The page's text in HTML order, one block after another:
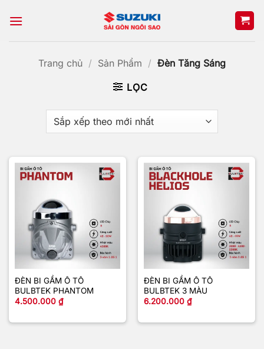
qua
Trang chủ / Sản Phẩm / Đèn Tăng Sáng
LỌC
ĐÈN BI GẦM Ô TÔ
BULBTEK PHANTOM
4.500.000 ₫
ĐÈN BI GẦM Ô TÔ
BULBTEK 3 MÀU
6.200.000 ₫